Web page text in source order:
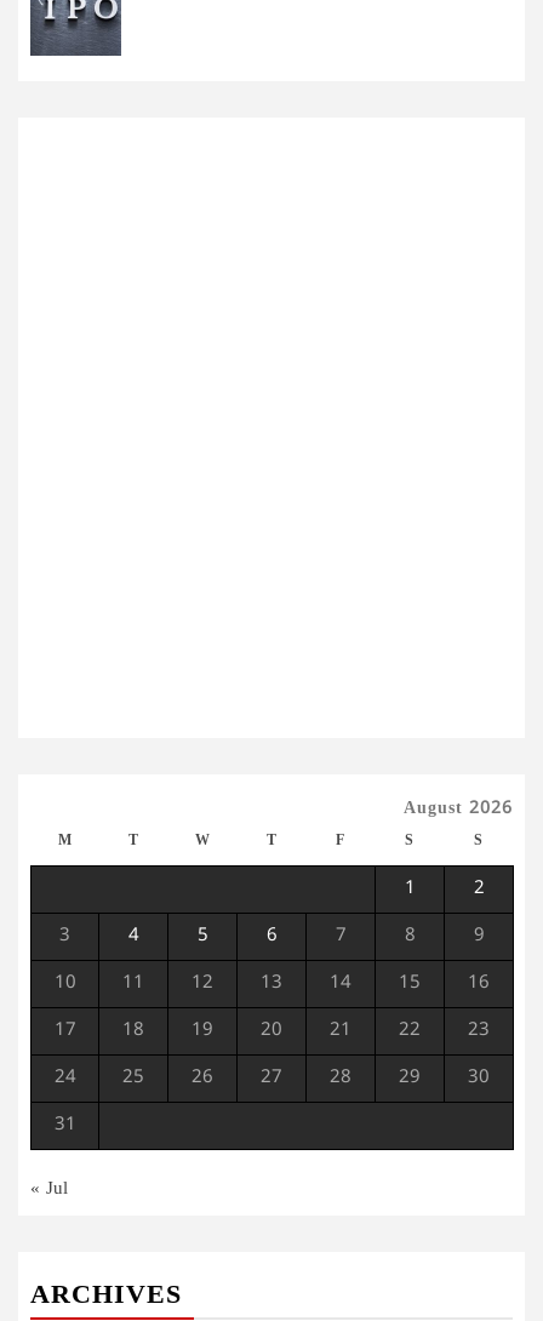
August 2026
M T W T F S S
1 2
3 4 5 6 7 8 9
10 11 12 13 14 15 16
17 18 19 20 21 22 23
24 25 26 27 28 29 30
31
« Jul
ARCHIVES